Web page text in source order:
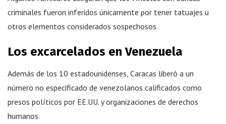
criminales fueron inferidos únicamente por tener tatuajes u
otros elementos considerados sospechosos.
Los excarcelados en Venezuela
Además de los 10 estadounidenses, Caracas liberó a un
número no especificado de venezolanos calificados como
presos políticos por EE.UU. y organizaciones de derechos
humanos.